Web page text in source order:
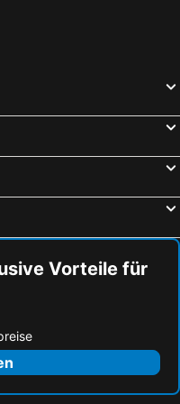
Station
Nero
Xylokastrou
forest
Vorteile für